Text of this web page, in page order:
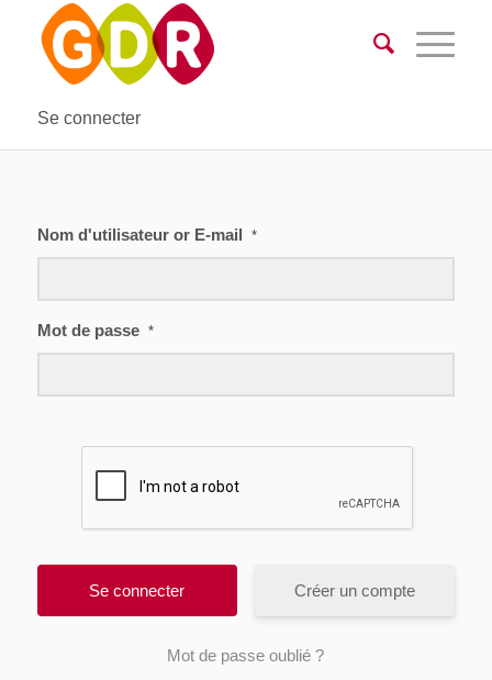
Se connecter
Nom d'utilisateur or E-mail *
Mot de passe *
Créer un compte
Mot de passe oublié ?